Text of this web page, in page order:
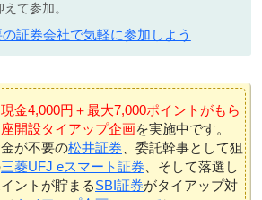
て参加。
証券会社で気軽に参加しよう
現金4,000円＋最大7,000ポイントがもら
開設タイアップ企画を実施中です。
が不要の松井証券 、委託幹事として狙
三菱UFJ eスマート証券 、そして落選し
ントが貯まるSBI証券がタイアップ対